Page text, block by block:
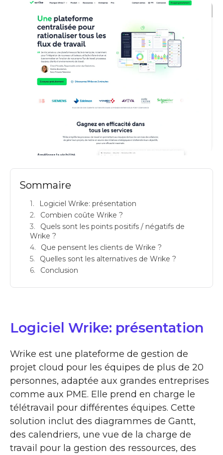
Wrike : avis sur ce logiciel de gestion de projet Agile / Scrum & prix
Sommaire
Logiciel Wrike: présentation
Combien coûte Wrike ?
Quels sont les points positifs / négatifs de
Wrike ?
Que pensent les clients de Wrike ?
Quelles sont les alternatives de Wrike ?
Conclusion
Logiciel Wrike: présentation
Wrike est une plateforme de gestion de
projet cloud pour les équipes de plus de 20
personnes, adaptée aux grandes entreprises
comme aux PME. Elle prend en charge le
télétravail pour différentes équipes. Cette
solution inclut des diagrammes de Gantt,
des calendriers, une vue de la charge de
travail pour la gestion des ressources, des